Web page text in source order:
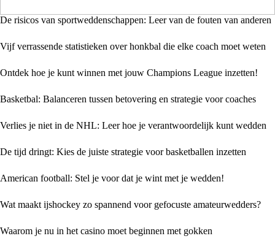
De risicos van sportweddenschappen: Leer van de fouten van anderen
Vijf verrassende statistieken over honkbal die elke coach moet weten
Ontdek hoe je kunt winnen met jouw Champions League inzetten!
Basketbal: Balanceren tussen betovering en strategie voor coaches
Verlies je niet in de NHL: Leer hoe je verantwoordelijk kunt wedden
De tijd dringt: Kies de juiste strategie voor basketballen inzetten
American football: Stel je voor dat je wint met je wedden!
Wat maakt ijshockey zo spannend voor gefocuste amateurwedders?
Waarom je nu in het casino moet beginnen met gokken